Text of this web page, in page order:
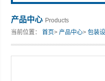
产品中心 Products
当前位置：首页>产品中心>包装